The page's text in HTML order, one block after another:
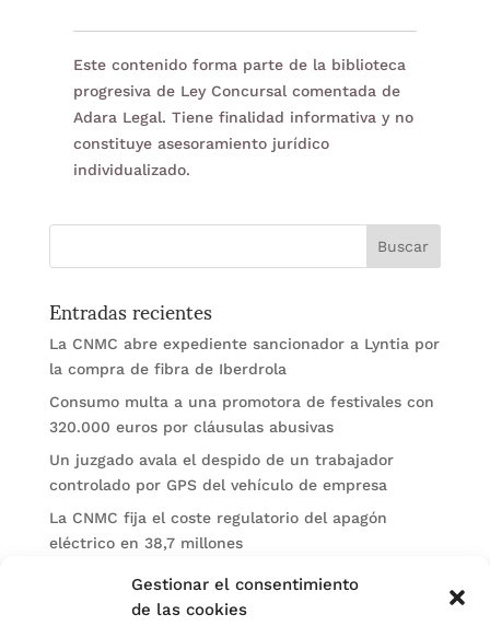
Gestionar el consentimiento
de las cookies
Este contenido forma parte de la biblioteca
progresiva de Ley Concursal comentada de
Adara Legal. Tiene finalidad informativa y no
constituye asesoramiento jurídico
individualizado.
Entradas recientes
La CNMC abre expediente sancionador a Lyntia por
la compra de fibra de Iberdrola
Consumo multa a una promotora de festivales con
320.000 euros por cláusulas abusivas
Un juzgado avala el despido de un trabajador
controlado por GPS del vehículo de empresa
La CNMC fija el coste regulatorio del apagón
eléctrico en 38,7 millones
El BOE publica sanciones de la CNMV a Soltec y